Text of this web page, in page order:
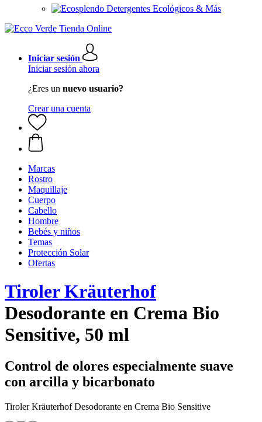
Detergentes Ecológicos & Más
Iniciar sesión
Iniciar sesión ahora
¿Eres un nuevo usuario?
Crear una cuenta
Marcas
Rostro
Maquillaje
Cuerpo
Cabello
Hombre
Bebés y niños
Temas
Protección Solar
Ofertas
Tiroler Kräuterhof
Desodorante en Crema Bio
Sensitive, 50 ml
Control de olores especialmente suave
con arcilla y bicarbonato
Tiroler Kräuterhof Desodorante en Crema Bio Sensitive